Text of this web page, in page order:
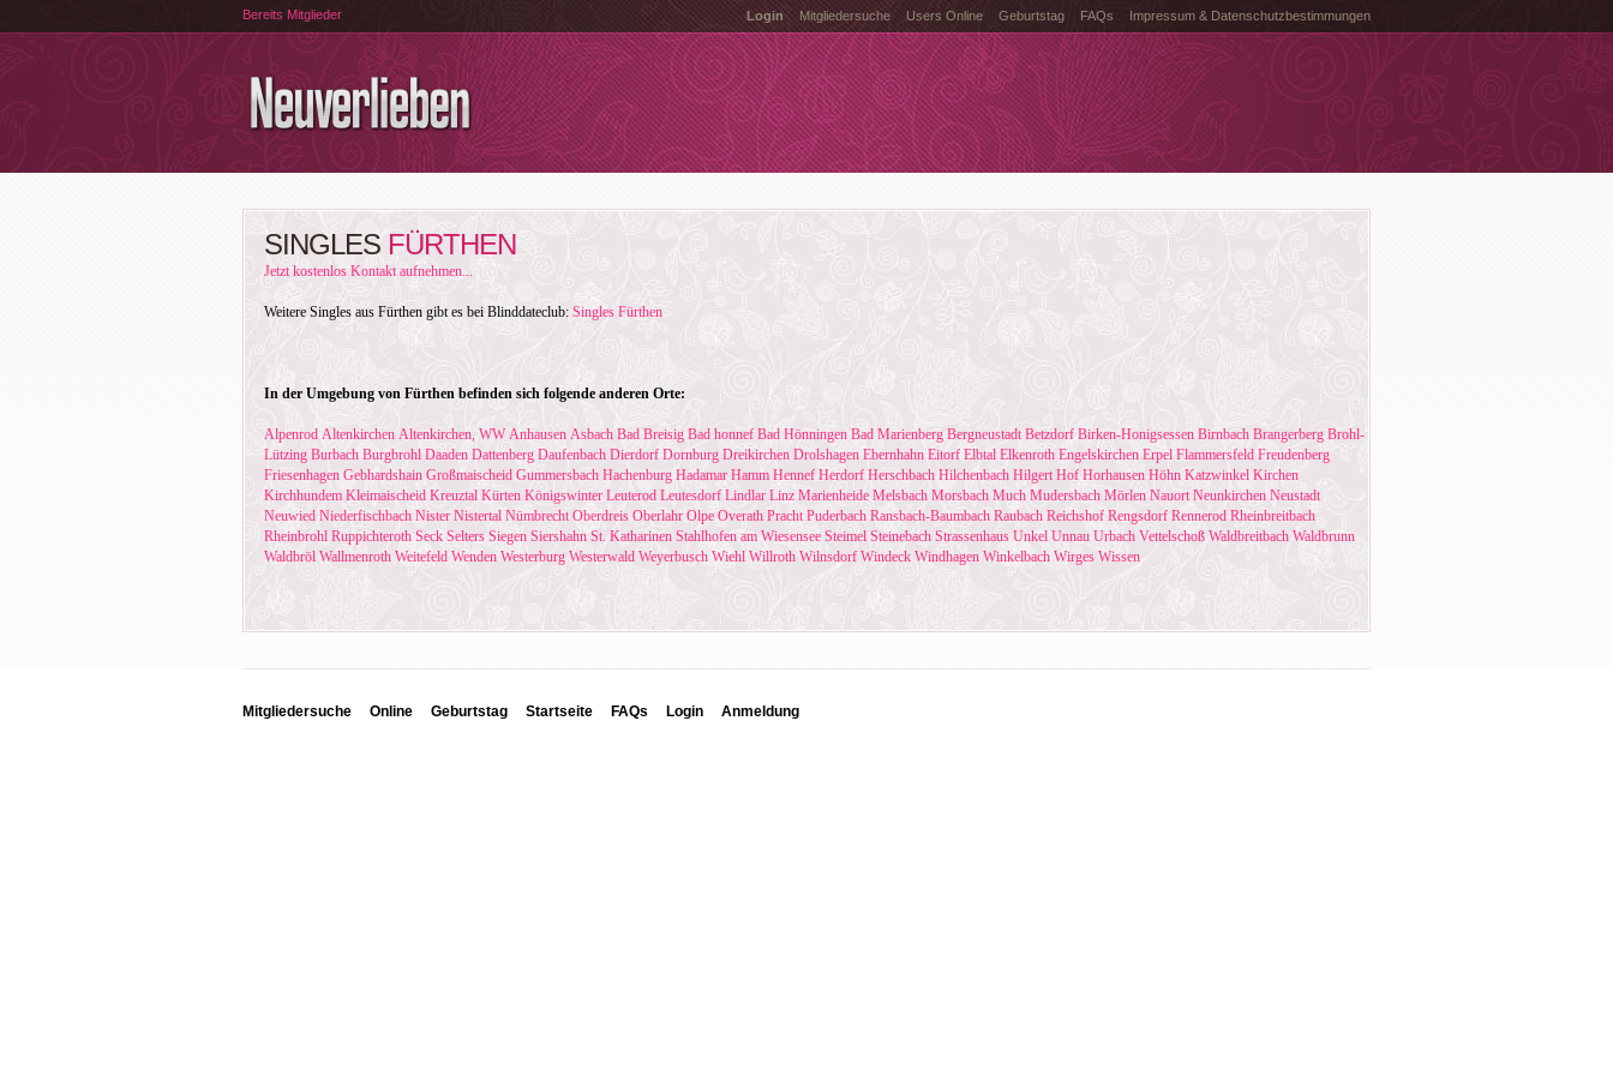
Login Mitgliedersuche Users Online Geburtstag FAQs Impressum & Datenschutzbestimmungen
Bereits Mitglieder
SINGLES FÜRTHEN
Jetzt kostenlos Kontakt aufnehmen...
Weitere Singles aus Fürthen gibt es bei Blinddateclub: Singles Fürthen
In der Umgebung von Fürthen befinden sich folgende anderen Orte:
Alpenrod Altenkirchen Altenkirchen, WW Anhausen Asbach Bad Breisig Bad honnef Bad Hönningen Bad Marienberg Bergneustadt Betzdorf Birken-Honigsessen Birnbach Brangerberg Brohl-
Lützing Burbach Burgbrohl Daaden Dattenberg Daufenbach Dierdorf Dornburg Dreikirchen Drolshagen Ebernhahn Eitorf Elbtal Elkenroth Engelskirchen Erpel Flammersfeld Freudenberg
Friesenhagen Gebhardshain Großmaischeid Gummersbach Hachenburg Hadamar Hamm Hennef Herdorf Herschbach Hilchenbach Hilgert Hof Horhausen Höhn Katzwinkel Kirchen
Kirchhundem Kleimaischeid Kreuztal Kürten Königswinter Leuterod Leutesdorf Lindlar Linz Marienheide Melsbach Morsbach Much Mudersbach Mörlen Nauort Neunkirchen Neustadt
Neuwied Niederfischbach Nister Nistertal Nümbrecht Oberdreis Oberlahr Olpe Overath Pracht Puderbach Ransbach-Baumbach Raubach Reichshof Rengsdorf Rennerod Rheinbreitbach
Rheinbrohl Ruppichteroth Seck Selters Siegen Siershahn St. Katharinen Stahlhofen am Wiesensee Steimel Steinebach Strassenhaus Unkel Unnau Urbach Vettelschoß Waldbreitbach Waldbrunn
Waldbröl Wallmenroth Weitefeld Wenden Westerburg Westerwald Weyerbusch Wiehl Willroth Wilnsdorf Windeck Windhagen Winkelbach Wirges Wissen
Mitgliedersuche Online Geburtstag Startseite FAQs Login Anmeldung